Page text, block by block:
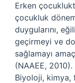
Erken
çocukluk
duygularını,
geçirmeyi ve
sağlamayı
(NAAEE,
Biyoloji,